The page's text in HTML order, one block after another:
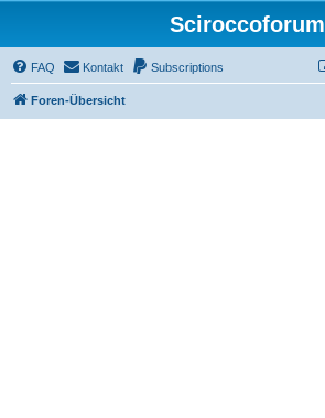
Sciroccoforum
FAQ Kontakt Subscriptions
Foren-Übersicht